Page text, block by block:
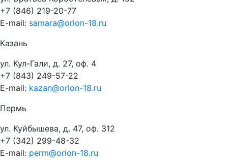
+7 (846) 219-20-77
E-mail: samara@orion-18.ru
Казань
ул. Кул-Гали, д. 27, оф. 4
+7 (843) 249-57-22
E-mail: kazan@orion-18.ru
Пермь
ул. Куйбышева, д. 47, оф. 312
+7 (342) 299-48-32
E-mail: perm@orion-18.ru